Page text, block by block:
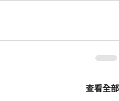
查看全部